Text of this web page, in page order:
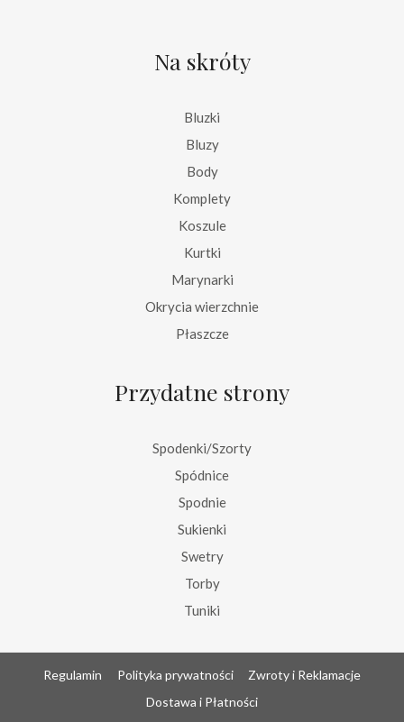
Na skróty
Bluzki
Bluzy
Body
Komplety
Koszule
Kurtki
Marynarki
Okrycia wierzchnie
Płaszcze
Przydatne strony
Spodenki/Szorty
Spódnice
Spodnie
Sukienki
Swetry
Torby
Tuniki
Regulamin Polityka prywatności
Zwroty i Reklamacje
Dostawa i Płatności